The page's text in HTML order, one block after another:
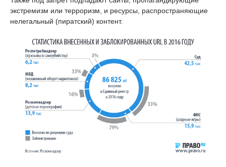
экстремизм или терроризм, и ресурсы, распространяющие
нелегальный (пиратский) контент.